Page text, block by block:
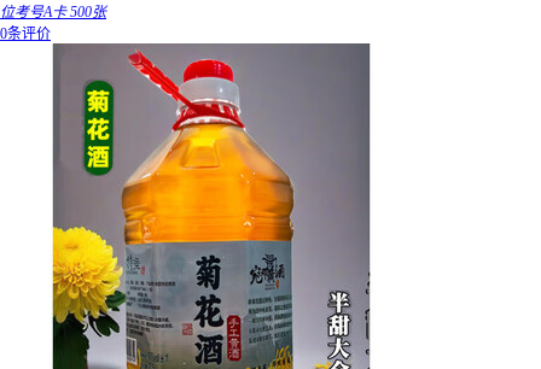
位考号A卡 500张
0条评价